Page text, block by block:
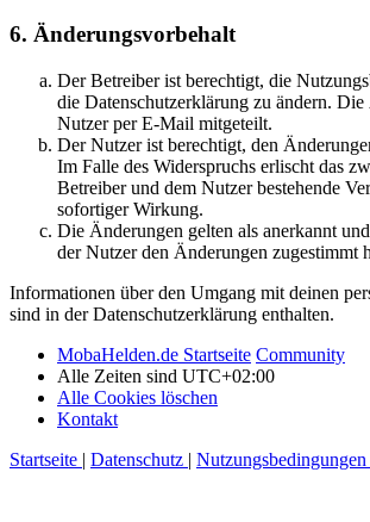
6. Änderungsvorbehalt
Der Betreiber ist berechtigt, die
die Datenschutzerklärung zu ändern.
Nutzer per E-Mail mitgeteilt.
Der Nutzer ist berechtigt, den
Im Falle des Widerspruchs erlischt das
Betreiber und dem Nutzer bestehende
sofortiger Wirkung.
Die Änderungen gelten als anerkannt
der Nutzer den Änderungen zugestimmt
Informationen über den Umgang mit deinen
sind in der Datenschutzerklärung enthalten.
MobaHelden.de Startseite Community
Alle Zeiten sind UTC+02:00
Alle Cookies löschen
Kontakt
Startseite | Datenschutz | Nutzungsbedingungen